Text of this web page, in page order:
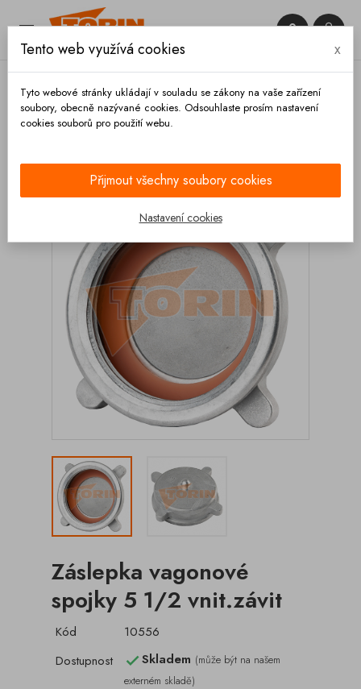
 

Záslepka vagonové
spojky 5 1/2 vnit.závit
Kód
10556
Dostupnost
Skladem (může být na našem
externém skladě)
Tento web využívá cookies x
Tyto webové stránky ukládají v souladu se zákony na vaše zařízení
soubory, obecně nazývané cookies. Odsouhlaste prosím nastavení
cookies souborů pro použití webu.
Přijmout všechny soubory cookies
Nastavení cookies